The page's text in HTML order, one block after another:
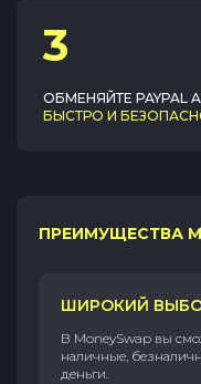
3
ОБМЕНЯЙТЕ PAYPAL
БЫСТРО И
ПРЕИМУЩЕСТВА
ШИРОКИЙ
В MoneySwap вы
наличные,
деньги.